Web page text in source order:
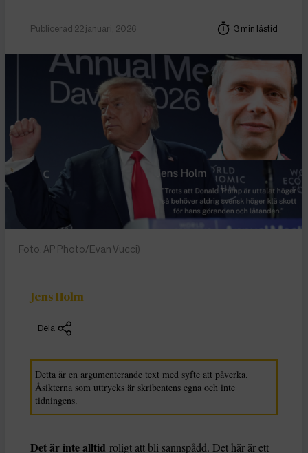
Publicerad 22 januari, 2026 3 min lästid
Foto: AP Photo/Evan Vucci)
Jens Holm
Dela
Detta är en argumenterande text med syfte att påverka.
Åsikterna som uttrycks är skribentens egna och inte
tidningens.
Det är inte alltid roligt att bli sannspådd. Det här är ett